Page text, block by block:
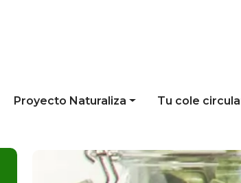
Proyecto Naturaliza Tu cole